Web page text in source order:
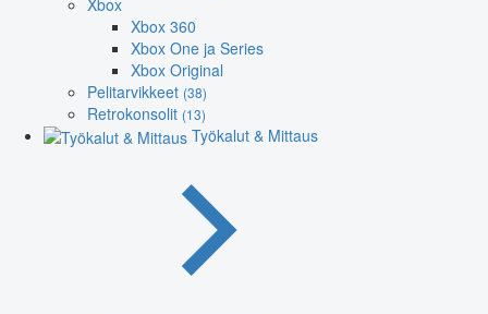
Xbox 360
Xbox One ja Series
Xbox Original
Pelitarvikkeet (38)
Retrokonsolit (13)
Työkalut & Mittaus